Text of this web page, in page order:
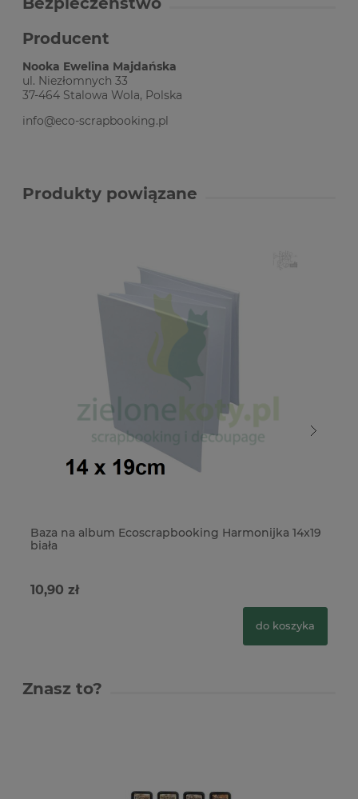
Producent
Nooka Ewelina Majdańska
ul. Niezłomnych 33
37-464 Stalowa Wola, Polska
info@eco-scrapbooking.pl
Produkty powiązane
Baza na album Ecoscrapbooking Harmonijka 14x19
biała
10,90 zł
do koszyka
Znasz to?